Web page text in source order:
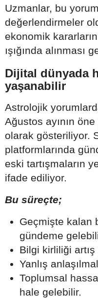
Uzmanlar, bu
değerlendirmeler
ekonomik
ışığında alınması
Dijital dünyada
yaşanabilir
Astrolojik
Ağustos ayının
olarak gösteriliyor.
platformlarında
eski tartışmaların
ifade ediliyor.
Bu süreçte;
Geçmişte kalan
gündeme
Bilgi kirliliği artış
Yanlış
Toplumsal
hale gelebilir.